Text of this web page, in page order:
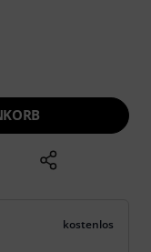
kostenlos